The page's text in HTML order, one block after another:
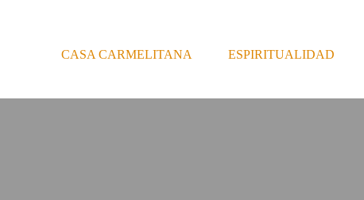
CASA CARMELITANA ESPIRITUALIDAD